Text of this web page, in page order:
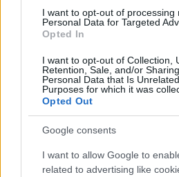
I want to opt-out of processing
Personal Data for Targeted
Opted In
I want to opt-out of Collection,
Retention, Sale, and/or
Personal Data that Is
Purposes for which it was
Opted Out
Google consents
I want to allow Google to
related to advertising like